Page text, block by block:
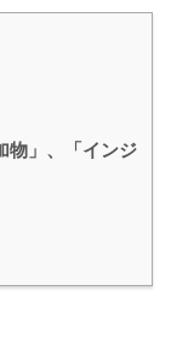
物」、「インジ